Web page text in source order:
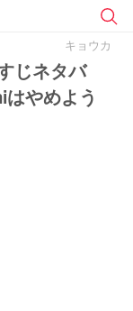
キョウカ
じネタバ
やめよう